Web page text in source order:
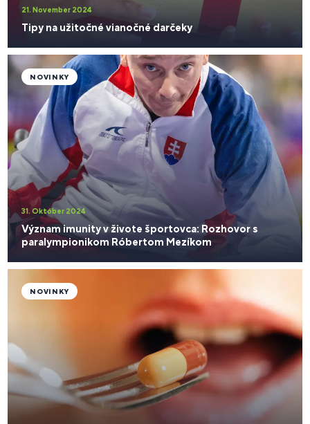
21. November 2024
Tipy na užitočné vianočné darčeky
31. Október 2024
Význam imunity v živote športovca: Rozhovor s
paralympionikom Róbertom Mezíkom
NOVINKY
NOVINKY